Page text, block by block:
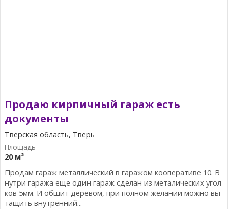
Продаю кирпичный гараж есть
документы
Тверская область, Тверь
20 м²
Продам гараж металлический в гаражом кооперативе 10. В
нутри гаража еще один гараж сделан из металических угол
ков 5мм. И обшит деревом, при полном желании можно вы
тащить внутренний...